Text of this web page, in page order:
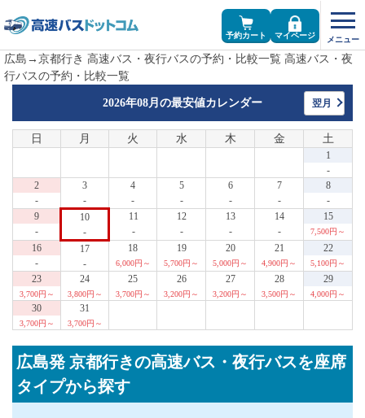
予約カート マイページ
広島→京都行き 高速バス・夜行バスの予約・比較一覧 高速バス・夜
行バスの予約・比較一覧
2026年08月の最安値カレンダー 翌月
日 月 火 水 木 金 土
1
-
2
-
3
-
4
-
5
-
6
-
7
-
8
-
9
-
10
-
11
-
12
-
13
-
14
-
15
7,500円～
16
-
17
-
18
6,000円～
19
5,700円～
20
5,000円～
21
4,900円～
22
5,100円～
23
3,700円～
24
3,800円～
25
3,700円～
26
3,200円～
27
3,200円～
28
3,500円～
29
4,000円～
30
3,700円～
31
3,700円～
広島発 京都行きの高速バス・夜行バスを座席
タイプから探す